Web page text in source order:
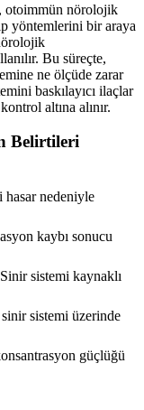
, otoimmün nörolojik
yöntemlerini bir araya
Bu süreçte,
ne ölçüde zarar
baskılayıcı ilaçlar
altına alınır.
Belirtileri
nedeniyle
kaybı sonucu
Sinir sistemi kaynaklı
sistemi üzerinde
güçlüğü